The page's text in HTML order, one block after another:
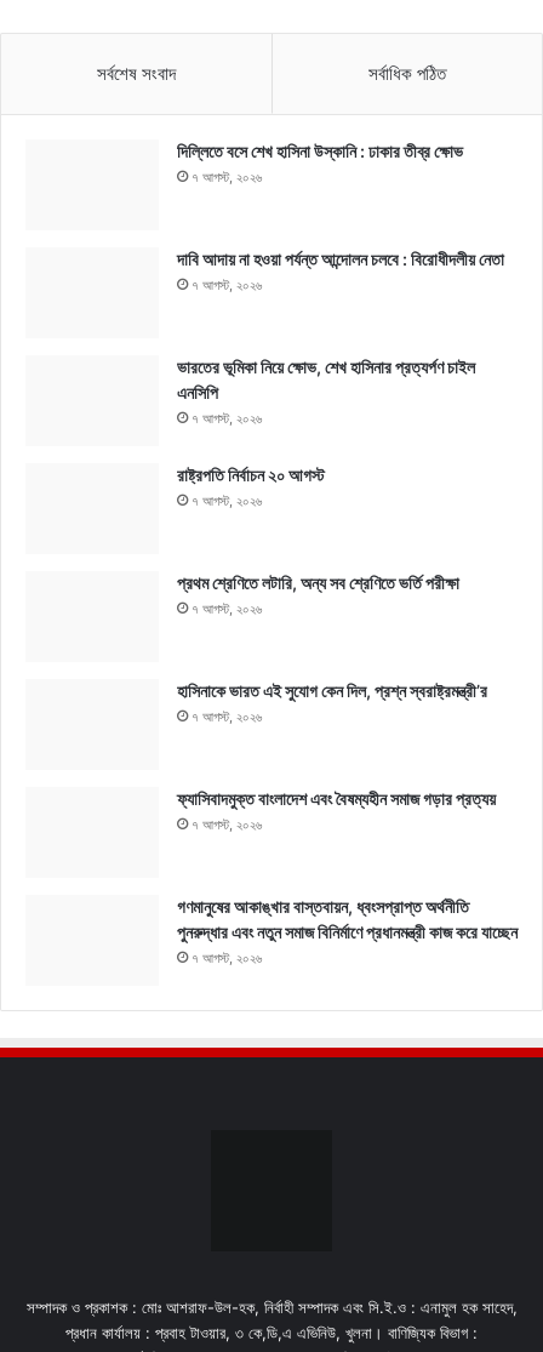
সর্বশেষ সংবাদ সর্বাধিক পঠিত
দিল্লিতে বসে শেখ হাসিনা উস্কানি : ঢাকার তীব্র ক্ষোভ
৭ আগস্ট, ২০২৬
দাবি আদায় না হওয়া পর্যন্ত আন্দোলন চলবে : বিরোধীদলীয় নেতা
৭ আগস্ট, ২০২৬
ভারতের ভূমিকা নিয়ে ক্ষোভ, শেখ হাসিনার প্রত্যর্পণ চাইল
এনসিপি
৭ আগস্ট, ২০২৬
রাষ্ট্রপতি নির্বাচন ২০ আগস্ট
৭ আগস্ট, ২০২৬
প্রথম শ্রেণিতে লটারি, অন্য সব শ্রেণিতে ভর্তি পরীক্ষা
৭ আগস্ট, ২০২৬
হাসিনাকে ভারত এই সুযোগ কেন দিল, প্রশ্ন স্বরাষ্ট্রমন্ত্রী’র
৭ আগস্ট, ২০২৬
ফ্যাসিবাদমুক্ত বাংলাদেশ এবং বৈষম্যহীন সমাজ গড়ার প্রত্যয়
৭ আগস্ট, ২০২৬
গণমানুষের আকাঙ্খার বাস্তবায়ন, ধ্বংসপ্রাপ্ত অর্থনীতি
পুনরুদ্ধার এবং নতুন সমাজ বিনির্মাণে প্রধানমন্ত্রী কাজ করে যাচ্ছেন
৭ আগস্ট, ২০২৬
সম্পাদক ও প্রকাশক : মোঃ আশরাফ-উল-হক, নির্বাহী সম্পাদক এবং সি.ই.ও : এনামুল হক সাহেদ,
প্রধান কার্যালয় : প্রবাহ টাওয়ার, ৩ কে,ডি,এ এভিনিউ, খুলনা। বাণিজ্যিক বিভাগ :